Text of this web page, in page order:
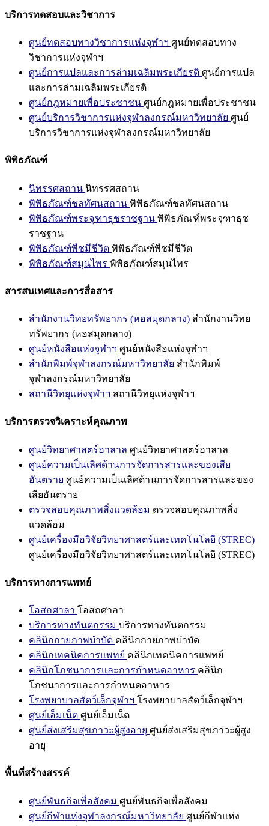
บริการทดสอบและวิชาการ
ศูนย์ทดสอบทางวิชาการแห่งจุฬาฯ ศูนย์ทดสอบทาง
วิชาการแห่งจุฬาฯ
ศูนย์การแปลและการล่ามเฉลิมพระเกียรติ ศูนย์การแปล
และการล่ามเฉลิมพระเกียรติ
ศูนย์กฎหมายเพื่อประชาชน ศูนย์กฎหมายเพื่อประชาชน
ศูนย์บริการวิชาการแห่งจุฬาลงกรณ์มหาวิทยาลัย ศูนย์
บริการวิชาการแห่งจุฬาลงกรณ์มหาวิทยาลัย
พิพิธภัณฑ์
นิทรรศสถาน นิทรรศสถาน
พิพิธภัณฑ์ชลทัศนสถาน พิพิธภัณฑ์ชลทัศนสถาน
พิพิธภัณฑ์พระจุฑาธุชราชฐาน พิพิธภัณฑ์พระจุฑาธุช
ราชฐาน
พิพิธภัณฑ์พืชมีชีวิต พิพิธภัณฑ์พืชมีชีวิต
พิพิธภัณฑ์สมุนไพร พิพิธภัณฑ์สมุนไพร
สารสนเทศและการสื่อสาร
สำนักงานวิทยทรัพยากร (หอสมุดกลาง) สำนักงานวิทย
ทรัพยากร (หอสมุดกลาง)
ศูนย์หนังสือแห่งจุฬาฯ ศูนย์หนังสือแห่งจุฬาฯ
สำนักพิมพ์จุฬาลงกรณ์มหาวิทยาลัย สำนักพิมพ์
จุฬาลงกรณ์มหาวิทยาลัย
สถานีวิทยุแห่งจุฬาฯ สถานีวิทยุแห่งจุฬาฯ
บริการตรวจวิเคราะห์คุณภาพ
ศูนย์วิทยาศาสตร์ฮาลาล ศูนย์วิทยาศาสตร์ฮาลาล
ศูนย์ความเป็นเลิศด้านการจัดการสารและของเสีย
อันตราย ศูนย์ความเป็นเลิศด้านการจัดการสารและของ
เสียอันตราย
ตรวจสอบคุณภาพสิ่งแวดล้อม ตรวจสอบคุณภาพสิ่ง
แวดล้อม
ศูนย์เครื่องมือวิจัยวิทยาศาสตร์และเทคโนโลยี (STREC)
ศูนย์เครื่องมือวิจัยวิทยาศาสตร์และเทคโนโลยี (STREC)
บริการทางการแพทย์
โอสถศาลา โอสถศาลา
บริการทางทันตกรรม บริการทางทันตกรรม
คลินิกกายภาพบำบัด คลินิกกายภาพบำบัด
คลินิกเทคนิคการแพทย์ คลินิกเทคนิคการแพทย์
คลินิกโภชนาการและการกำหนดอาหาร คลินิก
โภชนาการและการกำหนดอาหาร
โรงพยาบาลสัตว์เล็กจุฬาฯ โรงพยาบาลสัตว์เล็กจุฬาฯ
ศูนย์เอ็มเน็ต ศูนย์เอ็มเน็ต
ศูนย์ส่งเสริมสุขภาวะผู้สูงอายุ ศูนย์ส่งเสริมสุขภาวะผู้สูง
อายุ
พื้นที่สร้างสรรค์
ศูนย์พันธกิจเพื่อสังคม ศูนย์พันธกิจเพื่อสังคม
ศูนย์กีฬาแห่งจุฬาลงกรณ์มหาวิทยาลัย ศูนย์กีฬาแห่ง